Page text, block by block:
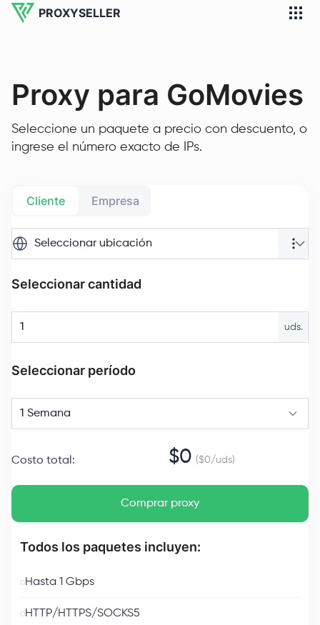
PROXYSELLER
Proxy para GoMovies
Seleccione un paquete a precio con descuento, o
ingrese el número exacto de IPs.
Cliente Empresa
Seleccionar ubicación
Seleccionar cantidad
uds.
Seleccionar período
1 Semana
Costo total : $0 ($0/uds)
Comprar proxy
Todos los paquetes incluyen:
Hasta 1 Gbps
HTTP/HTTPS/SOCKS5